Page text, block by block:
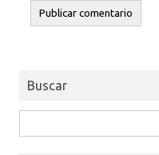
Buscar